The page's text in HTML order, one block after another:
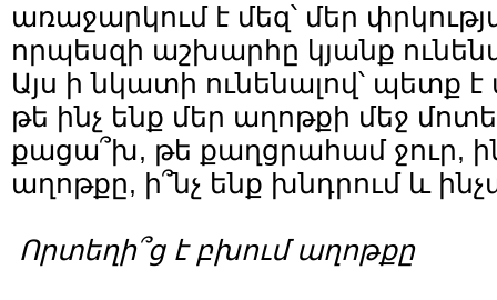
առաջարկում է մեզ՝ մեր
որպեսզի աշխարհը կյանք
Այս ի նկատի ունենալով՝ պետք
թե ինչ ենք մեր աղոթքի մեջ
քացա՞խ, թե քաղցրահամ ջուր,
աղոթքը, ի՞նչ ենք խնդրում և
Որտեղի՞ց է բխում աղոթքը